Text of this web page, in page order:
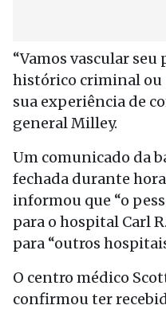
“Vamos vascular seu
histórico criminal ou
sua experiência de
general Milley.
Um comunicado da
fechada durante
informou que “o
para o hospital Carl
para “outros
O centro médico
confirmou ter